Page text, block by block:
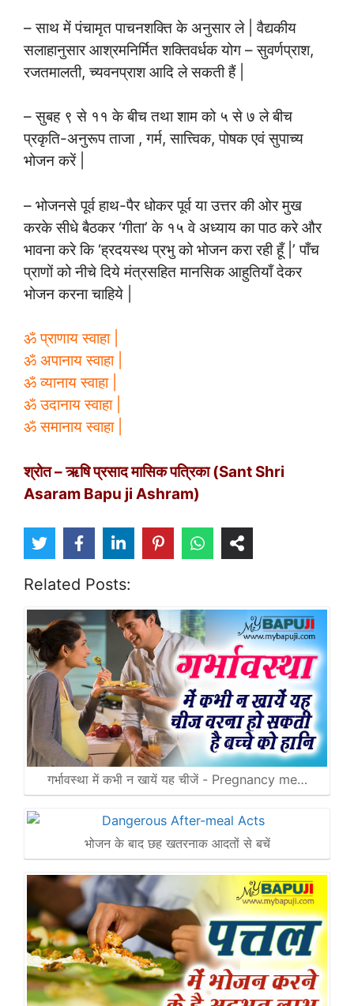
– साथ में पंचामृत पाचनशक्ति के अनुसार ले | वैद्यकीय
सलाहानुसार आश्रमनिर्मित शक्तिवर्धक योग – सुवर्णप्राश,
रजतमालती, च्यवनप्राश आदि ले सकती हैं |
– सुबह ९ से ११ के बीच तथा शाम को ५ से ७ ले बीच
प्रकृति-अनुरूप ताजा , गर्म, सात्त्विक, पोषक एवं सुपाच्य
भोजन करें |
– भोजनसे पूर्व हाथ-पैर धोकर पूर्व या उत्तर की ओर मुख
करके सीधे बैठकर ‘गीता’ के १५ वे अध्याय का पाठ करे और
भावना करे कि ‘ह्रदयस्थ प्रभु को भोजन करा रही हूँ |’ पाँच
प्राणों को नीचे दिये मंत्रसहित मानसिक आहुतियाँ देकर
भोजन करना चाहिये |
ॐ प्राणाय स्वाहा |
ॐ अपानाय स्वाहा |
ॐ व्यानाय स्वाहा |
ॐ उदानाय स्वाहा |
ॐ समानाय स्वाहा |
श्रोत – ऋषि प्रसाद मासिक पत्रिका (Sant Shri
Asaram Bapu ji Ashram)
Related Posts:
गर्भावस्था में कभी न खायें यह चीजें - Pregnancy me…
भोजन के बाद छह खतरनाक आदतों से बचें